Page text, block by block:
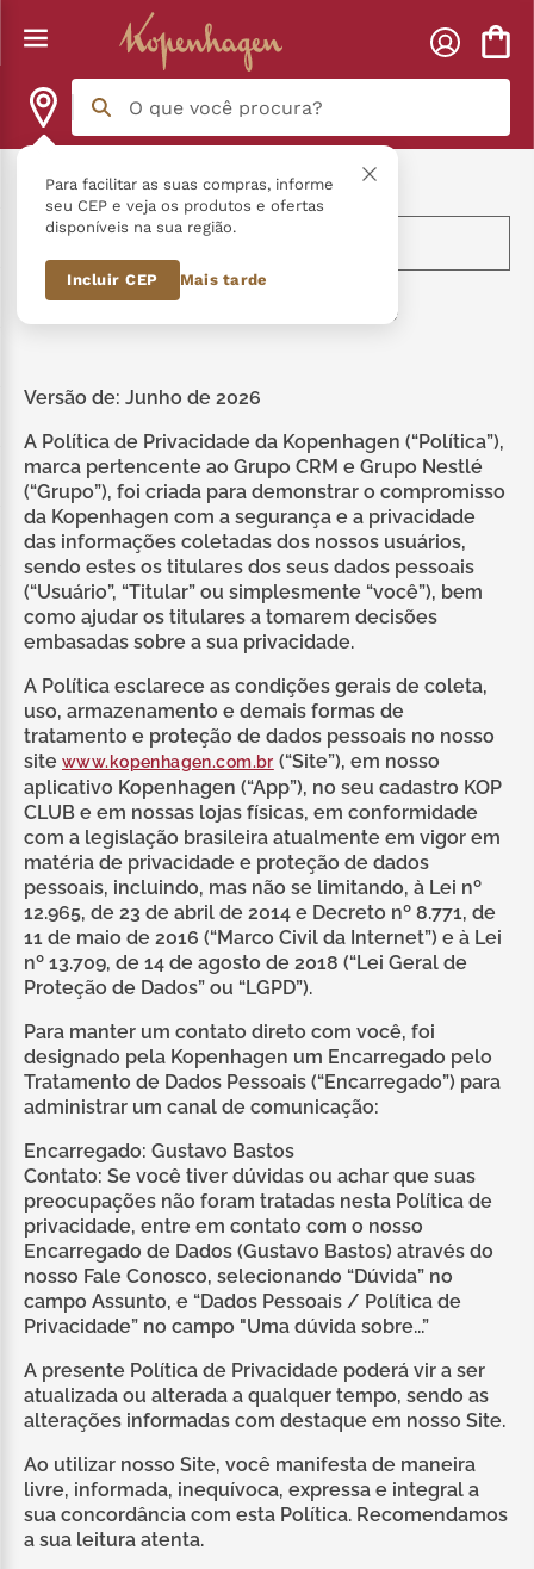
Para facilitar as suas compras, informe
seu CEP e veja os produtos e ofertas
disponíveis na sua região.
Incluir CEP Mais tarde
O que você procura?
Início Politica de Segurança
Política de Privacidade
Versão de: Junho de 2026
A Política de Privacidade da Kopenhagen (“Política”),
marca pertencente ao Grupo CRM e Grupo Nestlé
(“Grupo”), foi criada para demonstrar o compromisso
da Kopenhagen com a segurança e a privacidade
das informações coletadas dos nossos usuários,
sendo estes os titulares dos seus dados pessoais
(“Usuário”, “Titular” ou simplesmente “você”), bem
como ajudar os titulares a tomarem decisões
embasadas sobre a sua privacidade.
A Política esclarece as condições gerais de coleta,
uso, armazenamento e demais formas de
tratamento e proteção de dados pessoais no nosso
site www.kopenhagen.com.br (“Site”), em nosso
aplicativo Kopenhagen (“App”), no seu cadastro KOP
CLUB e em nossas lojas físicas, em conformidade
com a legislação brasileira atualmente em vigor em
matéria de privacidade e proteção de dados
pessoais, incluindo, mas não se limitando, à Lei nº
12.965, de 23 de abril de 2014 e Decreto nº 8.771, de
11 de maio de 2016 (“Marco Civil da Internet”) e à Lei
nº 13.709, de 14 de agosto de 2018 (“Lei Geral de
Proteção de Dados” ou “LGPD”).
Para manter um contato direto com você, foi
designado pela Kopenhagen um Encarregado pelo
Tratamento de Dados Pessoais (“Encarregado”) para
administrar um canal de comunicação:
Encarregado: Gustavo Bastos
Contato: Se você tiver dúvidas ou achar que suas
preocupações não foram tratadas nesta Política de
privacidade, entre em contato com o nosso
Encarregado de Dados (Gustavo Bastos) através do
nosso Fale Conosco, selecionando “Dúvida” no
campo Assunto, e “Dados Pessoais / Política de
Privacidade” no campo "Uma dúvida sobre...”
A presente Política de Privacidade poderá vir a ser
atualizada ou alterada a qualquer tempo, sendo as
alterações informadas com destaque em nosso Site.
Ao utilizar nosso Site, você manifesta de maneira
livre, informada, inequívoca, expressa e integral a
sua concordância com esta Política. Recomendamos
a sua leitura atenta.
Termos mais buscados
5º nhá benta kopenhagen
6º kit
7 º zero lactose
8º café
9º cereja
10º trufas